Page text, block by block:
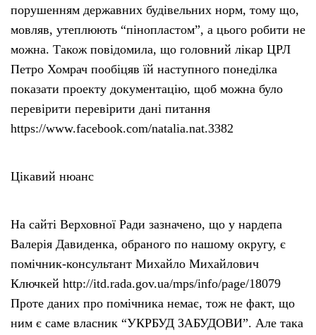
порушенням державних будівельних норм, тому що,
мовляв, утеплюють “пінопластом”, а цього робити не
можна. Також повідомила, що головний лікар ЦРЛ
Петро Хомрач пообіцяв їй наступного понеділка
показати проекту документацію, щоб можна було
перевірити перевірити дані питання
https://www.facebook.com/natalia.nat.3382
Цікавий нюанс
На сайті Верховної Ради зазначено, що у нардепа
Валерія Давиденка, обраного по нашому округу, є
помічник-консультант Михайло Михайлович
Ключкей http://itd.rada.gov.ua/mps/info/page/18079
Проте даних про помічника немає, тож не факт, що
ним є саме власник “УКРБУД ЗАБУДОВИ”. Але така